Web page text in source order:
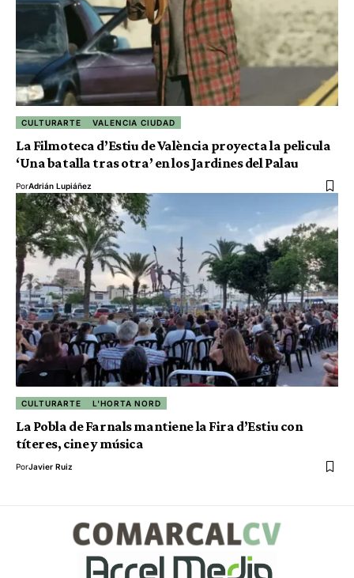
CULTURARTE VALENCIA CIUDAD
La Filmoteca d’Estiu de València proyecta la pelicula
‘Una batalla tras otra’ en los Jardines del Palau
PorAdrián Lupiáñez
CULTURARTE L'HORTA NORD
La Pobla de Farnals mantiene la Fira d’Estiu con
títeres, cine y música
PorJavier Ruiz